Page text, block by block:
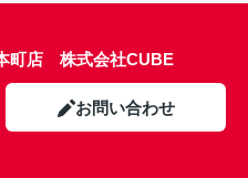
町店 株式会社CUBE
お問い合わせ